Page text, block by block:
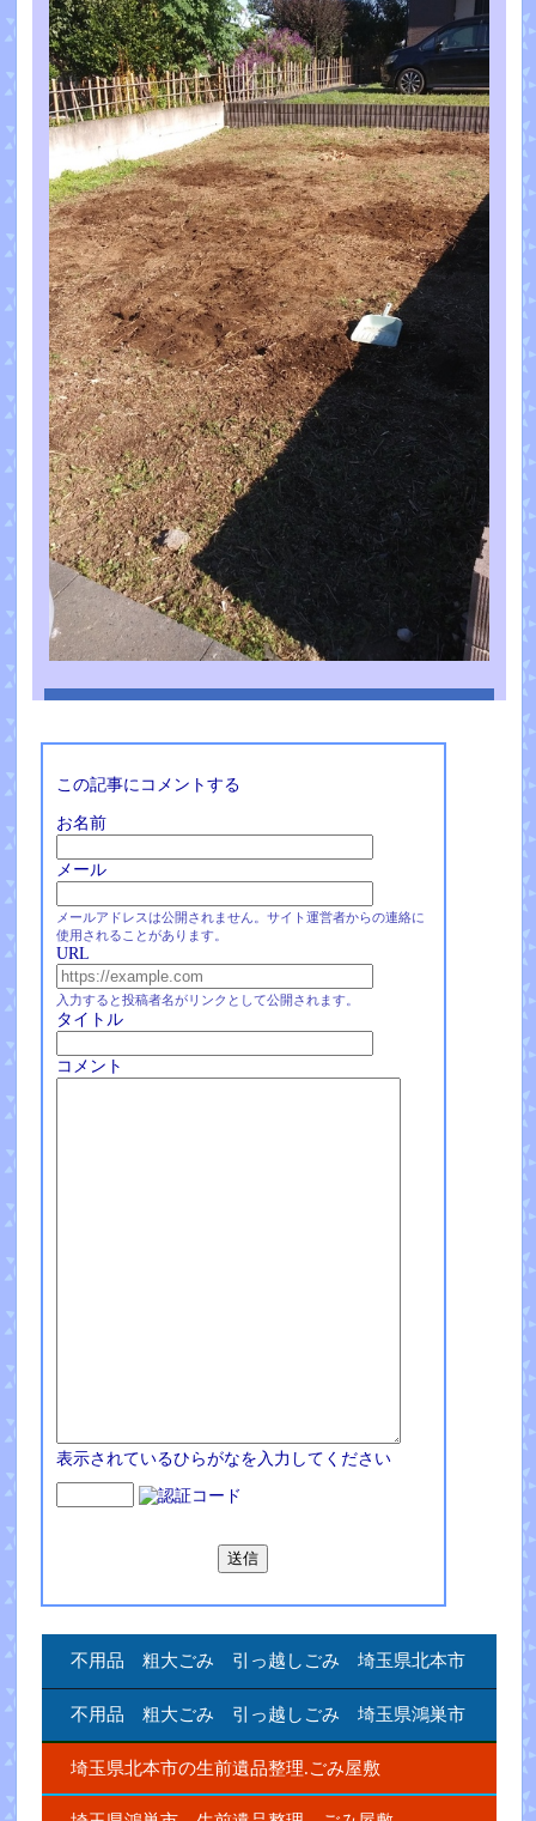
この記事にコメントする
お名前
メール
メールアドレスは公開されません。サイト運営者からの連絡に
使用されることがあります。
URL
入力すると投稿者名がリンクとして公開されます。
タイトル
コメント
表示されているひらがなを入力してください
不用品 粗大ごみ 引っ越しごみ 埼玉県北本市
不用品 粗大ごみ 引っ越しごみ 埼玉県鴻巣市
埼玉県北本市の生前遺品整理.ごみ屋敷